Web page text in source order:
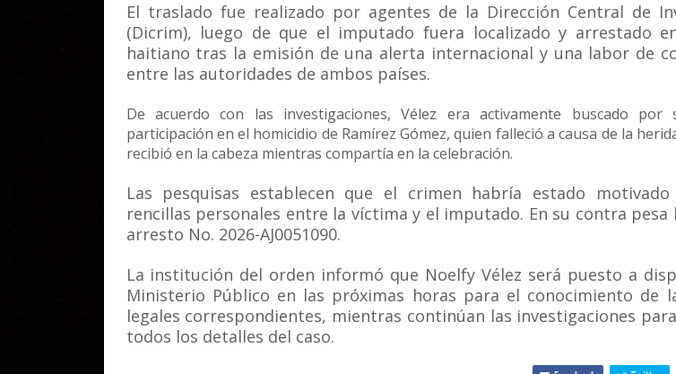
El traslado fue realizado por agentes de la Dirección Central de
(Dicrim), luego de que el imputado fuera localizado y arrestado
haitiano tras la emisión de una alerta internacional y una labor de
entre las autoridades de ambos países.
De acuerdo con las investigaciones, Vélez era activamente buscado por
participación en el homicidio de Ramírez Gómez, quien falleció a causa de la
recibió en la cabeza mientras compartía en la celebración.
Las pesquisas establecen que el crimen habría estado
rencillas personales entre la víctima y el imputado. En su contra pesa
arresto No. 2026-AJ0051090.
La institución del orden informó que Noelfy Vélez será puesto a
Ministerio Público en las próximas horas para el conocimiento de
legales correspondientes, mientras continúan las investigaciones
todos los detalles del caso.